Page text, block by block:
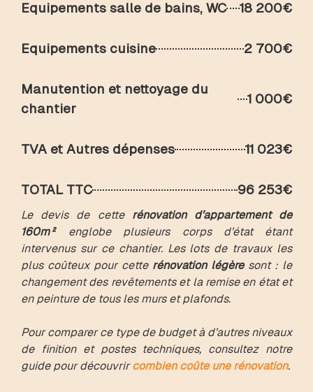
Equipements salle de bains, WC 18 200€
Equipements cuisine 2 700€
Manutention et nettoyage du
chantier
1 000€
TVA et Autres dépenses 11 023€
TOTAL TTC 96 253€
Le devis de cetterénovation d’appartement de
160m² englobe plusieurs corps d’état étant
intervenus sur ce chantier. Les lots de travaux les
plus coûteux pour cette rénovation légèresont : le
changement des revêtements et la remise en état et
en peinture de tous les murs et plafonds.
Pour comparer ce type de budget à d’autres niveaux
de finition et postes techniques, consultez notre
guide pour découvrircombien coûte une rénovation.